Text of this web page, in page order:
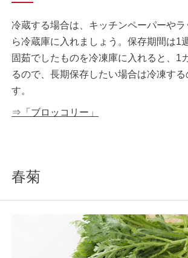
冷蔵する場合は、キッチンペーパーや
ら冷蔵庫に入れましょう。保存期間は1
固茹でしたものを冷凍庫に入れると、1
るので、長期保存したい場合は冷凍す
す。
⇒「ブロッコリー」
春菊